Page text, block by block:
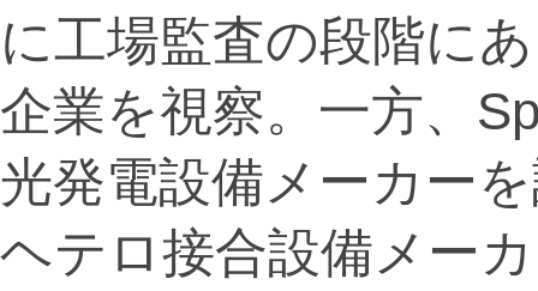
に工場監査の段階に
企業を視察。一方、
光発電設備メーカー
ヘテロ接合設備メー